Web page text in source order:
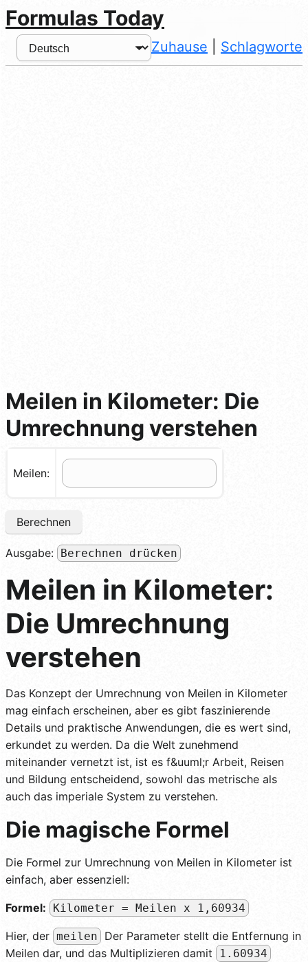
Formulas Today
Zuhause Schlagworte
Meilen in Kilometer: Die
Umrechnung verstehen
Meilen:
Berechnen
Ausgabe: Berechnen drücken
Meilen in Kilometer:
Die Umrechnung
verstehen
Das Konzept der Umrechnung von Meilen in Kilometer
mag einfach erscheinen, aber es gibt faszinierende
Details und praktische Anwendungen, die es wert sind,
erkundet zu werden. Da die Welt zunehmend
miteinander vernetzt ist, ist es f&uuml;r Arbeit, Reisen
und Bildung entscheidend, sowohl das metrische als
auch das imperiale System zu verstehen.
Die magische Formel
Die Formel zur Umrechnung von Meilen in Kilometer ist
einfach, aber essenziell:
Formel: Kilometer = Meilen x 1,60934
Hier, der meilen
Der Parameter stellt die Entfernung in
Meilen dar, und das Multiplizieren damit
1.60934